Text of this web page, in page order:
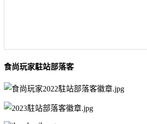
食尚玩家駐站部落客